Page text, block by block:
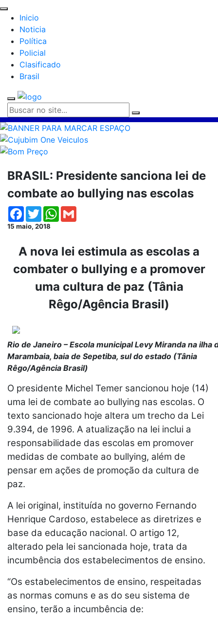
Inicio
Noticia
Política
Policial
Clasificado
Brasil
BRASIL: Presidente sanciona lei de
combate ao bullying nas escolas
Facebook
TwitterWhatsApp
15 maio, 2018
A nova lei estimula as escolas a
combater o bullying e a promover
uma cultura de paz (Tânia
Rêgo/Agência Brasil)
Rio de Janeiro – Escola municipal Levy Miranda na ilha
Marambaia, baia de Sepetiba, sul do estado (Tânia
Rêgo/Agência Brasil)
O presidente Michel Temer sancionou hoje (14)
uma lei de combate ao bullying nas escolas. O
texto sancionado hoje altera um trecho da Lei
9.394, de 1996. A atualização na lei inclui a
responsabilidade das escolas em promover
medidas de combate ao bullying, além de
pensar em ações de promoção da cultura de
paz.
A lei original, instituída no governo Fernando
Henrique Cardoso, estabelece as diretrizes e
base da educação nacional. O artigo 12,
alterado pela lei sancionada hoje, trata da
incumbência dos estabelecimentos de ensino.
“Os estabelecimentos de ensino, respeitadas
as normas comuns e as do seu sistema de
ensino, terão a incumbência de: